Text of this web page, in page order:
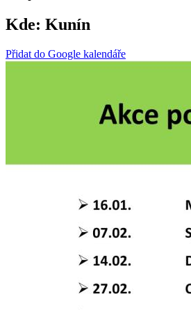
Kde: Kunín
Přidat do Google kalendáře